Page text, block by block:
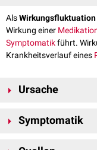
AlsWirkungsfluktuation
Wirkung einer
Symptomatikführt.
Krankheitsverlauf eines
Ursache
therapeutische Fenster
Krankheitsverlauf
Symptomatik